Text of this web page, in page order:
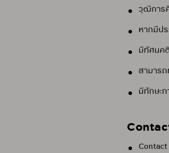
วุฒิการ
หากมีป
มีทัศนค
สามาร
มีทักษะก
Contact